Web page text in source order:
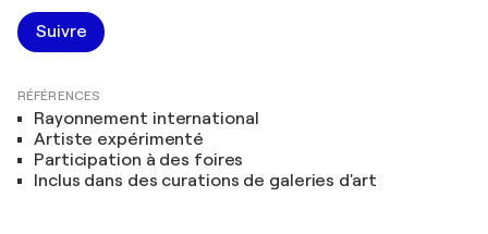
Suivre
RÉFÉRENCES
Rayonnement international
Artiste expérimenté
Participation à des foires
Inclus dans des curations de galeries d'art